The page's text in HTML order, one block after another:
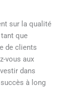
sur la qualité
que
de clients
vous aux
dans
à long